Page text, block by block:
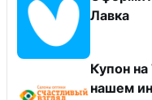
Лавка
Купон
нашем